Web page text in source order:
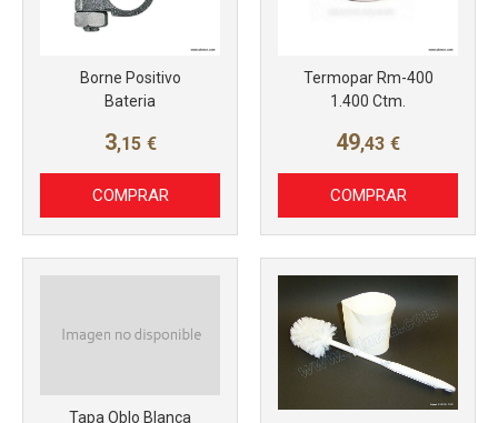
Borne Positivo
Bateria
3,15 €
COMPRAR
Termopar Rm-400
1.400 Ctm.
49,43 €
COMPRAR
Tapa Oblo Blanca